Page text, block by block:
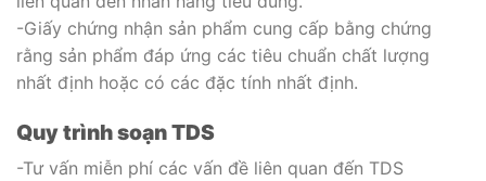
-Giấy chứng nhận sản phẩm cung cấp bằng chứng
rằng sản phẩm đáp ứng các tiêu chuẩn chất lượng
nhất định hoặc có các đặc tính nhất định.
Quy trình soạn TDS
-Tư vấn miễn phí các vấn đề liên quan đến TDS